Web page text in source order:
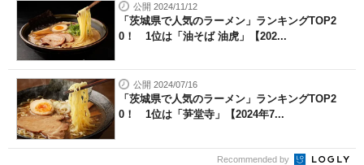
公開 2024/11/12
「茨城県で人気のラーメン」ランキングTOP2
0！ 1位は「油そば 油虎」【202...
公開 2024/07/16
「茨城県で人気のラーメン」ランキングTOP2
0！ 1位は「芛堂寺」【2024年7...
Recommended by